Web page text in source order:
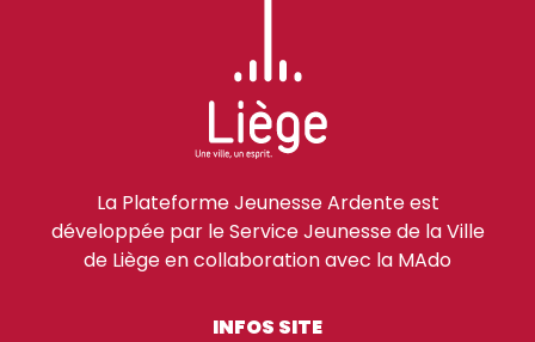
La Plateforme Jeunesse Ardente est
développée par le Service Jeunesse de la Ville
de Liège en collaboration avec la MAdo
INFOS SITE